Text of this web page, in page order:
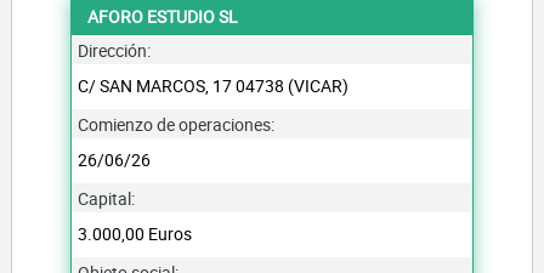
AFORO ESTUDIO SL
Dirección:
C/ SAN MARCOS, 17 04738 (VICAR)
Comienzo de operaciones:
26/06/26
Capital:
3.000,00 Euros